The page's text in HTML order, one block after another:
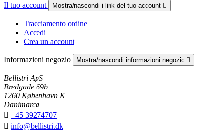
Il tuo account Mostra/nascondi i link del tuo account 
Tracciamento ordine
Accedi
Crea un account
Informazioni negozio Mostra/nascondi informazioni negozio 
Bellistri ApS
Bredgade 69b
1260 København K
Danimarca
 +45 39274707
 info@bellistri.dk